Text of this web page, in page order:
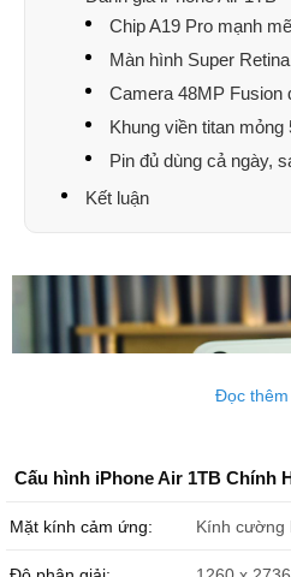
Chip A19 Pro mạnh
Màn hình Super
Camera 48MP Fusion
Khung viền titan mỏng
Pin đủ dùng cả ngày,
Kết luận
Đọc thêm
Cấu hình iPhone Air 1TB Chính
Mặt kính cảm ứng: Kính cường